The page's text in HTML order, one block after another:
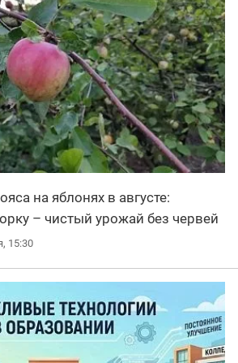
на яблонях в августе:
– чистый урожай без червей
15:30